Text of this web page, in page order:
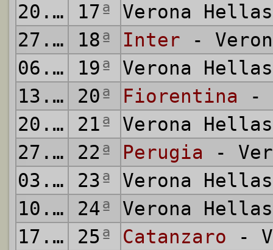
20.02.1977
17ª
Verona
27.02.1977
18ª Inter -
06.03.1977
19ª
Verona
13.03.1977
20ª Fiorentina -
20.03.1977
21ª
Verona
27.03.1977
22ª Perugia -
03.04.1977
23ª
Verona
10.04.1977
24ª
Verona
17.04.1977
25ª Catanzaro -